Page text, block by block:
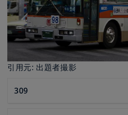
引用元: 出題者撮影
309